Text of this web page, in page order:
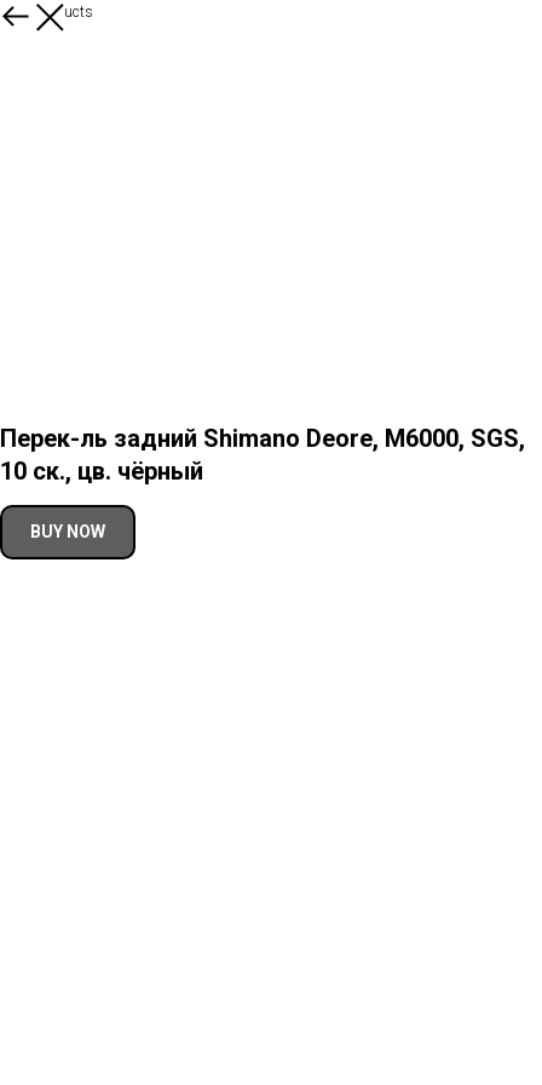
More products
Перек-ль задний Shimano Deore, M6000, SGS,
10 ск., цв. чёрный
BUY NOW